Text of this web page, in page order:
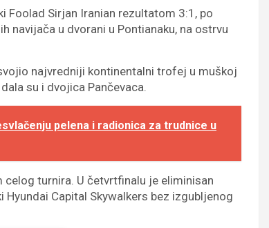
Foolad Sirjan Iranian rezultatom 3:1, po
navijača u dvorani u Pontianaku, na ostrvu
najvredniji kontinentalni trofej u muškoj
su i dvojica Pančevaca.
pelena i radionica za trudnice u
turnira. U četvrtfinalu je eliminisan
Capital Skywalkers bez izgubljenog